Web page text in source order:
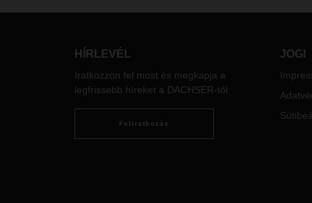
További kérdése esetén forduljon
kirendeltségünkhöz.
miért
HÍRLEVÉL
Iratkozzon fel most és megkapja a
legfrissebb híreket a DACHSER-től
Feliratkozás
JOGI